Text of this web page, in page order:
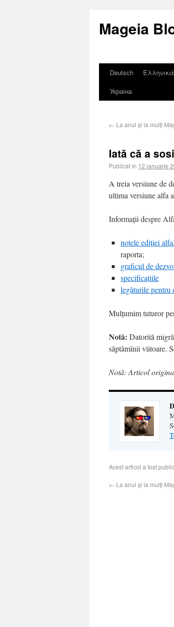
Mageia
Deutsch Ελληνικά
Україна
← La anul și la mulți
Iată că a
Publicat în 12 ianuarie
A treia versiune de
ultima versiune alfa
Informații despre
notele ediției
raporta;
graficul de
specificațiile
legăturile pentru
Mulțumim tuturor
Notă: Datorită
săptămînii viitoare.
Notă: Articol
Acest articol a fost
← La anul și la mulți